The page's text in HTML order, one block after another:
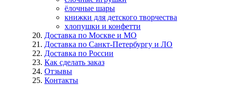
ёлочные шары
книжки для детского творчества
хлопушки и конфетти
Доставка по Москве и МО
Доставка по Санкт-Петербургу и ЛО
Доставка по России
Как сделать заказ
Отзывы
Контакты